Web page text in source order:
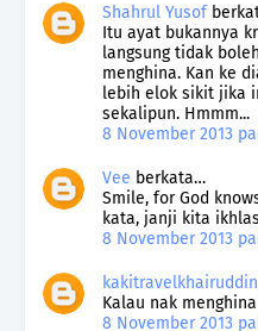
Shahrul Yusof
Itu ayat bukannya
langsung tidak
menghina. Kan ke
lebih elok sikit jika
sekalipun. Hmmm...
8 November 2013
Vee berkata…
Smile, for God
kata, janji kita
8 November 2013
Kalau nak
8 November 2013